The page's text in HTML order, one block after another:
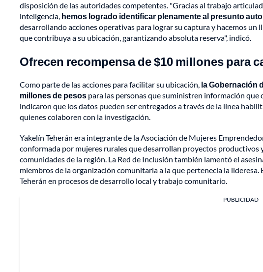
disposición de las autoridades competentes. "Gracias al trabajo
inteligencia, hemos logrado identificar plenamente al presunto
desarrollando acciones operativas para lograr su captura y hacemos
que contribuya a su ubicación, garantizando absoluta reserva", indicó.
Ofrecen recompensa de $10 millones para
Como parte de las acciones para facilitar su ubicación, la Gobernación
millones de pesos para las personas que suministren información que
indicaron que los datos pueden ser entregados a través de la línea
quienes colaboren con la investigación.
Yakelín Teherán era integrante de la Asociación de Mujeres
conformada por mujeres rurales que desarrollan proyectos
comunidades de la región. La Red de Inclusión también lamentó el
miembros de la organización comunitaria a la que pertenecía la
Teherán en procesos de desarrollo local y trabajo comunitario.
PUBLICIDAD